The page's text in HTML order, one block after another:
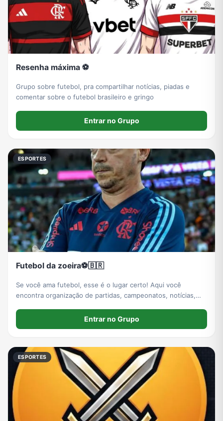
Resenha máxima ⚽
Grupo sobre futebol, pra compartilhar notícias, piadas e
comentar sobre o futebol brasileiro e gringo
Entrar no Grupo
ESPORTES
Futebol da zoeira⚽️🇧🇷
Se você ama futebol, esse é o lugar certo! Aqui você
encontra organização de partidas, campeonatos, notícias,
para jogar, acompanhar ou fazer novas amizade
Entrar no Grupo
ESPORTES